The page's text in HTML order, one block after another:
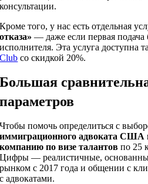
консультации.
Кроме того, у нас есть отдельная
отказа» — даже если первая подача
исполнителя. Эта услуга доступна
Club со скидкой 20%.
Большая
параметров
Чтобы помочь определиться с
иммиграционного адвоката США
компанию по визе талантов по 25
Цифры — реалистичные,
рынком с 2017 года и общении с
с адвокатами.